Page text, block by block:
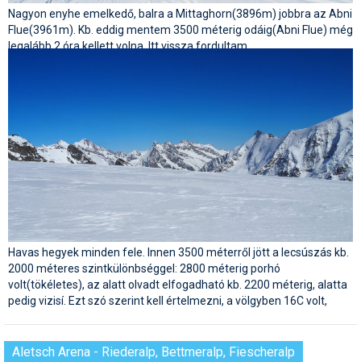
Nagyon enyhe emelkedő, balra a Mittaghorn(3896m) jobbra az Abni
Flue(3961m). Kb. eddig mentem 3500 méterig odáig(Abni Flue) még
legalább 2 óra kellett volna. Itt vissza fordultam.
Havas hegyek minden fele. Innen 3500 méterről jött a lecsúszás kb.
2000 méteres szintkülönbséggel: 2800 méterig porhó
volt(tökéletes), az alatt olvadt elfogadható kb. 2200 méterig, alatta
pedig vizisí. Ezt szó szerint kell értelmezni, a völgyben 16C volt,
Aletsch Arena - Riederalp, Bettmeralp, Fiescheralp